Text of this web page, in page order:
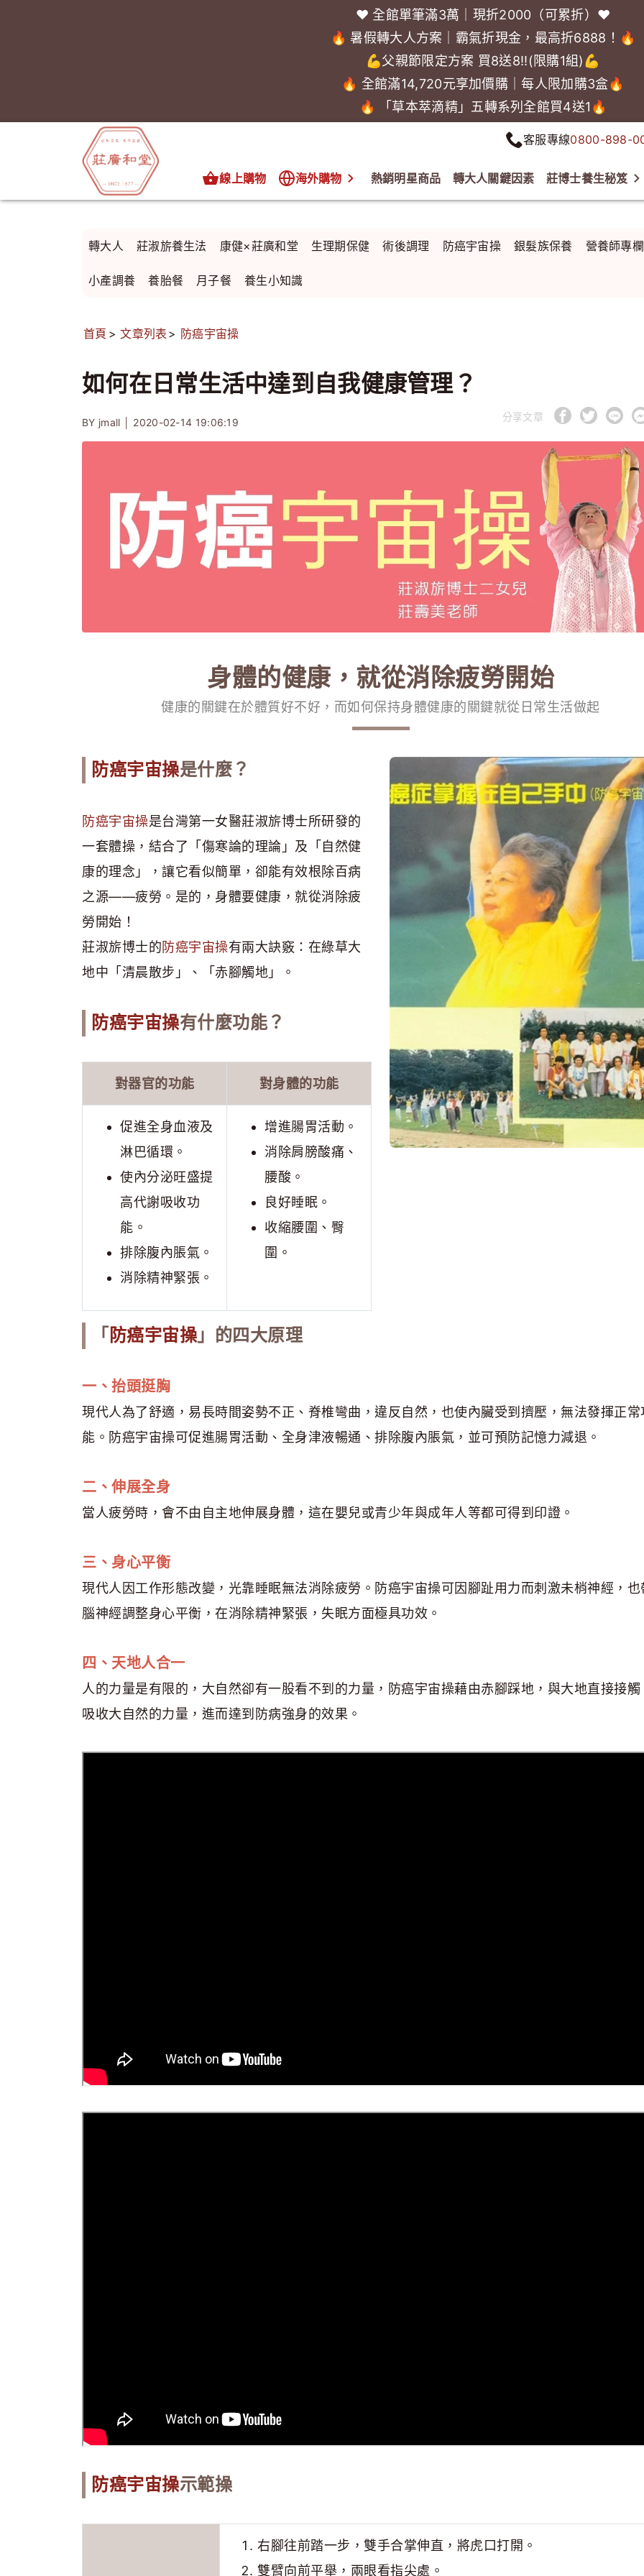
❤️ 全館單筆滿3萬｜現折2000（可累折）❤️
🔥 暑假轉大人方案｜霸氣折現金，最高折6888！🔥
💪父親節限定方案 買8送8!!(限購1組)💪
🔥 全館滿14,720元享加價購｜每人限加購3盒🔥
🔥 「草本萃滴精」五轉系列全館買4送1🔥
客服專線0800-898-
線上購物 海外購物 熱銷明星商品 轉大人關鍵因素 莊博士養生秘笈
轉大人 莊淑旂養生法 康健×莊廣和堂 生理期保健 術後調理 防癌宇宙操 銀髮族保養 營養師專欄
小產調養 養胎餐 月子餐 養生小知識
首頁 文章列表 防癌宇宙操
如何在日常生活中達到自我健康管理？
BY jmall │ 2020-02-14 19:06:19 分享文章
身體的健康，就從消除疲勞開始
健康的關鍵在於體質好不好，而如何保持身體健康的關鍵就從日常生活做起
防癌宇宙操是什麼？
防癌宇宙操是台灣第一女醫莊淑旂博士所研發的
一套體操，結合了「傷寒論的理論」及「自然健
康的理念」，讓它看似簡單，卻能有效根除百病
之源——疲勞。是的，身體要健康，就從消除疲
勞開始！
莊淑旂博士的防癌宇宙操有兩大訣竅：在綠草大
地中「清晨散步」、「赤腳觸地」。
防癌宇宙操有什麼功能？
對器官的功能 對身體的功能
促進全身血液及
淋巴循環。
使內分泌旺盛提
高代謝吸收功
能。
排除腹內脹氣。
消除精神緊張。
增進腸胃活動。
消除肩膀酸痛、
腰酸。
良好睡眠。
收縮腰圍、臀
圍。
「 防癌宇宙操 」的四大原理
一、抬頭挺胸
現代人為了舒適，易長時間姿勢不正、脊椎彎曲，違反自然，也使內臟受到擠壓，無法發揮正常
能。防癌宇宙操可促進腸胃活動、全身津液暢通、排除腹內脹氣，並可預防記憶力減退。
二、伸展全身
當人疲勞時，會不由自主地伸展身體，這在嬰兒或青少年與成年人等都可得到印證。
三、身心平衡
現代人因工作形態改變，光靠睡眠無法消除疲勞。防癌宇宙操可因腳趾用力而刺激未梢神經，也
腦神經調整身心平衡，在消除精神緊張，失眠方面極具功效。
四、天地人合一
人的力量是有限的，大自然卻有一股看不到的力量，防癌宇宙操藉由赤腳踩地，與大地直接接觸
吸收大自然的力量，進而達到防病強身的效果。
防癌宇宙操示範操
右腳往前踏一步，雙手合掌伸直，將虎口打開。
雙臂向前平舉，兩眼看指尖處。